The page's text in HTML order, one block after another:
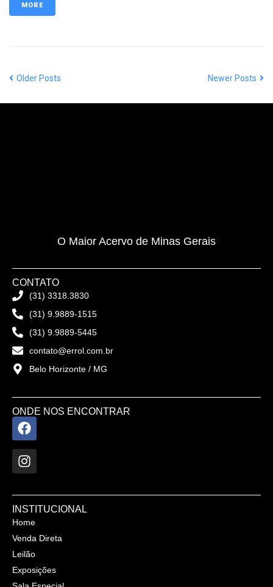
MORE
Older Posts Newer Posts
O Maior Acervo de Minas Gerais
CONTATO
(31) 3318.3830
(31) 9.9889-1515
(31) 9.9889-5445
contato@errol.com.br
Belo Horizonte / MG
ONDE NOS ENCONTRAR
INSTITUCIONAL
Home
Venda Direta
Leilão
Exposições